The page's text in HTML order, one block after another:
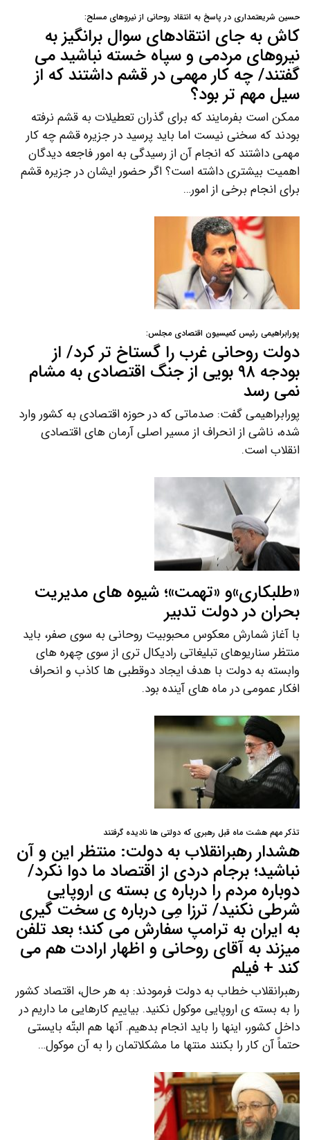
حسین شریعتمداری در پاسخ به انتقاد روحانی از نیروهای مسلح:
کاش به جای انتقادهای سوال برانگیز به
نیروهای مردمی و سپاه خسته نباشید می
گفتند/ چه کار مهمی در قشم داشتند که از
سیل مهم تر بود؟
ممکن است بفرمایند که برای گذران تعطیلات به قشم نرفته
بودند که سخنی نیست اما باید پرسید در جزیره قشم چه کار
مهمی داشتند که انجام آن از رسیدگی به امور فاجعه دیدگان
اهمیت بیشتری داشته است؟ اگر حضور ایشان در جزیره قشم
برای انجام برخی از امور…
پورابراهیمی رئیس کمیسیون اقتصادی مجلس:
دولت روحانی غرب را گستاخ تر کرد/ از
بودجه ۹۸ بویی از جنگ اقتصادی به مشام
نمی رسد
پورابراهیمی گفت: صدماتی که در حوزه اقتصادی به کشور وارد
شده، ناشی از انحراف از مسیر اصلی آرمان های اقتصادی
انقلاب است.
«طلبکاری»و «تهمت»؛ شیوه های مدیریت
بحران در دولت تدبیر
با آغاز شمارش معکوس محبوبیت روحانی به سوی صفر، باید
منتظر سناریوهای تبلیغاتی رادیکال تری از سوی چهره های
وابسته به دولت با هدف ایجاد دوقطبی ها کاذب و انحراف
افکار عمومی در ماه های آینده بود.
تذکر مهم هشت ماه قبل رهبری که دولتی ها نادیده گرفتند
هشدار رهبرانقلاب به دولت: منتظر این و آن
نباشید؛ برجام دردی از اقتصاد ما دوا نکرد/
دوباره مردم را درباره ی بسته ی اروپایی
شرطی نکنید/ ترزا مِی درباره ی سخت گیری
به ایران به ترامپ سفارش می کند؛ بعد تلفن
میزند به آقای روحانی و اظهار ارادت هم می
کند + فیلم
رهبرانقلاب خطاب به دولت فرمودند: به هر حال، اقتصاد کشور
را به بسته ی اروپایی موکول نکنید. بیاییم کارهایی ما داریم در
داخل کشور، اینها را باید انجام بدهیم. آنها هم البتّه بایستی
حتماً آن کار را بکنند منتها ما مشکلاتمان را به آن موکول…